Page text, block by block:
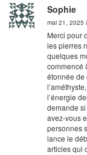
Sophie
mai 21, 2025
Merci pour
les pierres
quelques
commencé
étonnée de
l’énergie
demande
avez-vous
personnes
lance le
articles qui